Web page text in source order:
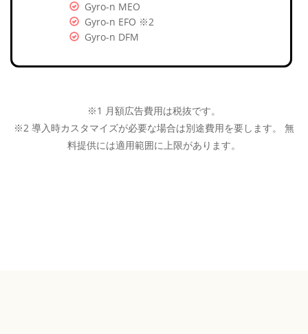
Gyro-n MEO
Gyro-n EFO ※2
Gyro-n DFM
※1 月額広告費用は税抜です。
※2 導入時カスタマイズが必要な場合は別途費用を要します。 無
料提供には適用範囲に上限があります。